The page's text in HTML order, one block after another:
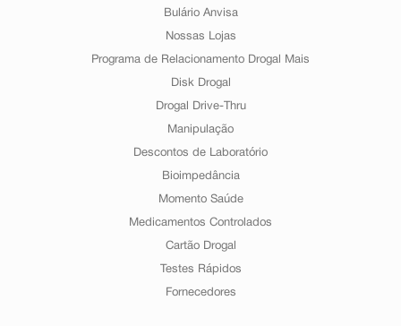
Bulário Anvisa
Nossas Lojas
Programa de Relacionamento Drogal Mais
Disk Drogal
Drogal Drive-Thru
Manipulação
Descontos de Laboratório
Bioimpedância
Momento Saúde
Medicamentos Controlados
Cartão Drogal
Testes Rápidos
Fornecedores